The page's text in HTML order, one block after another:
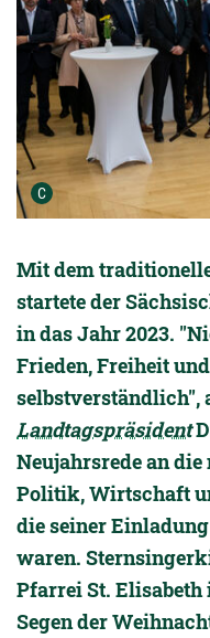
C Urheber der Grafik:
Mit dem
startete der
in das Jahr 2023.
Frieden, Freiheit
selbstverständlich",
Landtagspräsident
Neujahrsrede an die
Politik, Wirtschaft
die seiner
waren.
Pfarrei St. Elisabeth
Segen der